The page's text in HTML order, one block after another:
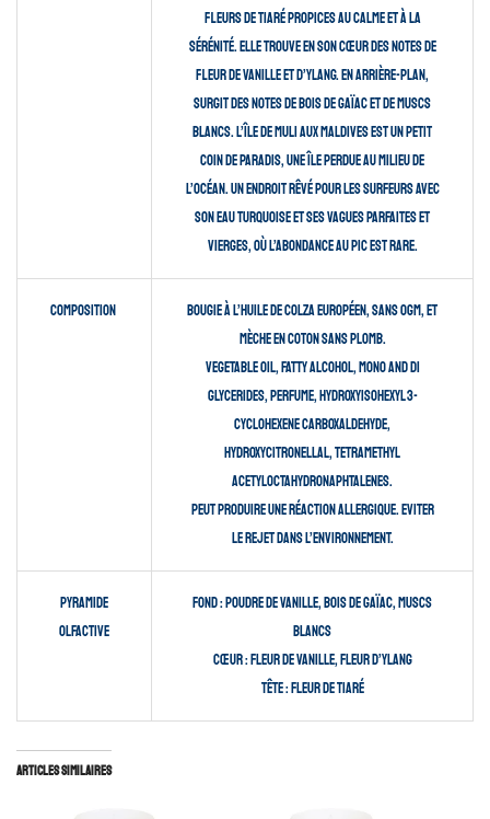
fleurs de Tiaré propices au calme et à la
sérénité. Elle trouve en son cœur des notes de
fleur de Vanille et d’Ylang. En arrière-plan,
surgit des notes de bois de Gaïac et de Muscs
blancs. L’île de Muli aux Maldives est un petit
coin de paradis, une île perdue au milieu de
l’océan. Un endroit rêvé pour les surfeurs avec
son eau turquoise et ses vagues parfaites et
vierges, où l’abondance au pic est rare.
Composition
Bougie à l’huile de Colza européen, sans OGM, et
mèche en coton sans plomb.
VEGETABLE OIL, FATTY ALCOHOL, MONO AND DI
GLYCERIDES, PERFUME, HYDROXYISOHEXYL 3-
CYCLOHEXENE CARBOXALDEHYDE,
HYDROXYCITRONELLAL, TETRAMETHYL
ACETYLOCTAHYDRONAPHTALENES.
Peut produire une réaction allergique. Eviter
le rejet dans l’environnement.
Pyramide
olfactive
Fond: Poudre de Vanille, Bois de Gaïac, Muscs
blancs
Cœur: Fleur de Vanille, Fleur d’Ylang
Tête: Fleur de Tiaré
Articles similaires